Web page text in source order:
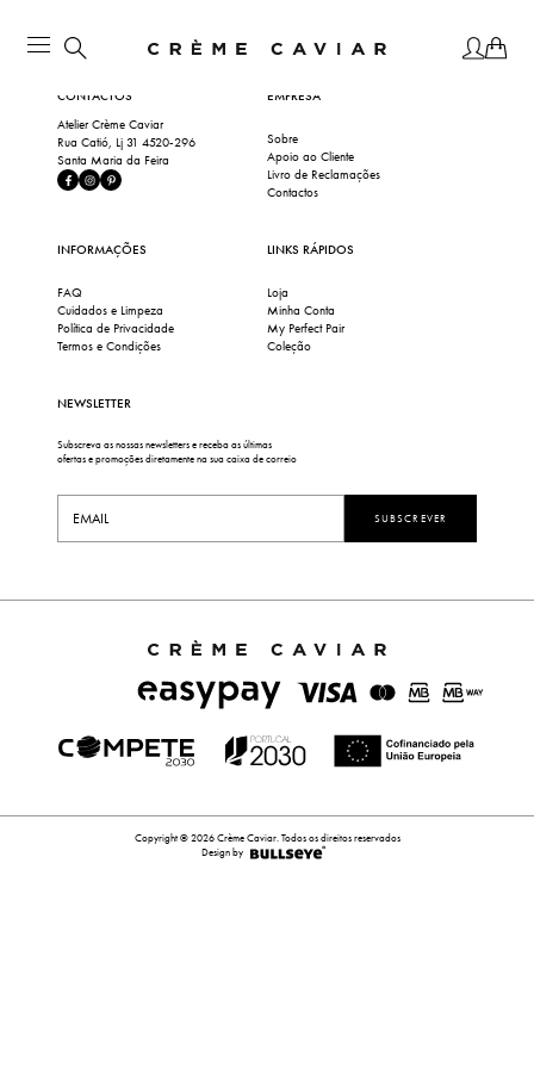
CONTACTOS
Atelier Crème Caviar
Rua Catió, Lj 31 4520-296
Santa Maria da Feira
EMPRESA
Sobre
Apoio ao Cliente
Livro de Reclamações
Contactos
INFORMAÇÕES
FAQ
Cuidados e Limpeza
Política de Privacidade
Termos e Condições
LINKS RÁPIDOS
Loja
Minha Conta
My Perfect Pair
Coleção
NEWSLETTER
Subscreva as nossas newsletters e receba as últimas
ofertas e promoções diretamente na sua caixa de correio
SUBSCREVER
Copyright © 2026 Crème Caviar. Todos os direitos reservados
Design by